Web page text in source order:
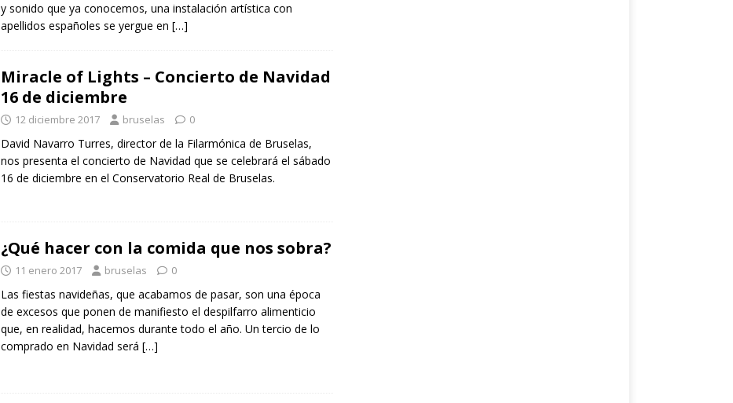
y sonido que ya conocemos, una instalación artística con
apellidos españoles se yergue en […]
Miracle of Lights – Concierto de Navidad
16 de diciembre
12 diciembre 2017 bruselas 0
David Navarro Turres, director de la Filarmónica de Bruselas,
nos presenta el concierto de Navidad que se celebrará el sábado
16 de diciembre en el Conservatorio Real de Bruselas.
¿Qué hacer con la comida que nos sobra?
11 enero 2017 bruselas 0
Las fiestas navideñas, que acabamos de pasar, son una época
de excesos que ponen de manifiesto el despilfarro alimenticio
que, en realidad, hacemos durante todo el año. Un tercio de lo
comprado en Navidad será […]